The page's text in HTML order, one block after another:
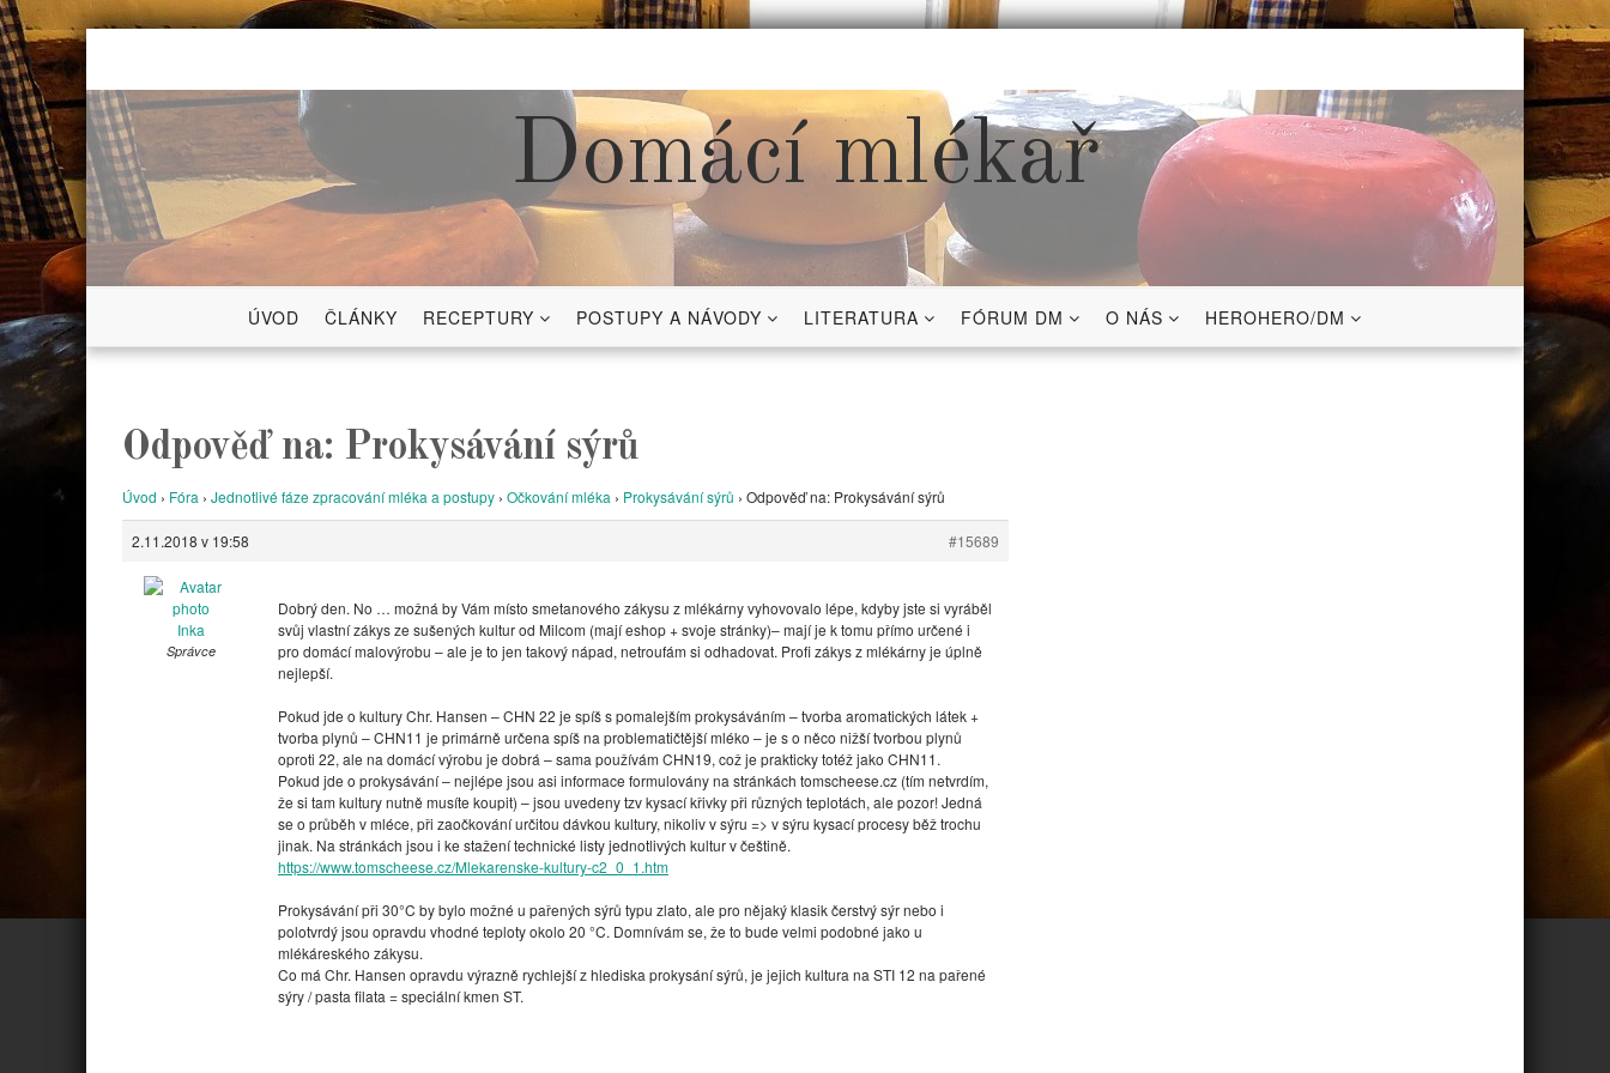
Skip
content
Domácí mlékař
ÚVOD ČLÁNKY RECEPTURY POSTUPY A NÁVODY LITERATURA FÓRUM DM O NÁS HEROHERO/DM
Odpověď na: Prokysávání sýrů
Úvod › Fóra › Jednotlivé fáze zpracování mléka a postupy › Očkování mléka › Prokysávání sýrů › Odpověď na: Prokysávání sýrů
2.11.2018 v 19:58 #15689
Inka
Správce
Dobrý den. No … možná by Vám místo smetanového zákysu z mlékárny vyhovovalo lépe, kdyby jste si vyráběl
svůj vlastní zákys ze sušených kultur od Milcom (mají eshop + svoje stránky)– mají je k tomu přímo určené i
pro domácí malovýrobu – ale je to jen takový nápad, netroufám si odhadovat. Profi zákys z mlékárny je úplně
nejlepší.
Pokud jde o kultury Chr. Hansen – CHN 22 je spíš s pomalejším prokysáváním – tvorba aromatických látek +
tvorba plynů – CHN11 je primárně určena spíš na problematičtější mléko – je s o něco nižší tvorbou plynů
oproti 22, ale na domácí výrobu je dobrá – sama používám CHN19, což je prakticky totéž jako CHN11.
Pokud jde o prokysávání – nejlépe jsou asi informace formulovány na stránkách tomscheese.cz (tím netvrdím,
že si tam kultury nutně musíte koupit) – jsou uvedeny tzv kysací křivky při různých teplotách, ale pozor! Jedná
se o průběh v mléce, při zaočkování určitou dávkou kultury, nikoliv v sýru => v sýru kysací procesy běž trochu
jinak. Na stránkách jsou i ke stažení technické listy jednotlivých kultur v češtině.
https://www.tomscheese.cz/Mlekarenske-kultury-c2_0_1.htm
Prokysávání při 30°C by bylo možné u pařených sýrů typu zlato, ale pro nějaký klasik čerstvý sýr nebo i
polotvrdý jsou opravdu vhodné teploty okolo 20 °C. Domnívám se, že to bude velmi podobné jako u
mlékáreského zákysu.
Co má Chr. Hansen opravdu výrazně rychlejší z hlediska prokysání sýrů, je jejich kultura na STI 12 na pařené
sýry / pasta filata = speciální kmen ST.